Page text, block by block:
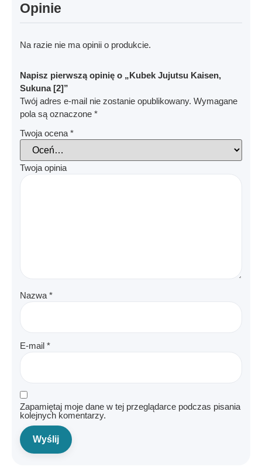
Opinie
Na razie nie ma opinii o produkcie.
Napisz pierwszą opinię o „Kubek Jujutsu Kaisen,
Sukuna [2]”
Twój adres e-mail nie zostanie opublikowany. Wymagane
pola są oznaczone *
Twoja ocena *
Twoja opinia
Nazwa *
E-mail *
Zapamiętaj moje dane w tej przeglądarce podczas pisania
kolejnych komentarzy.